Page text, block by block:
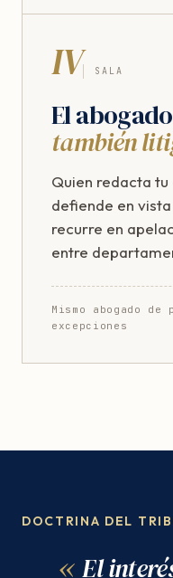
IV SALA
El
también
Quien redacta tu
defiende en
recurre en
entre
Mismo abogado
excepciones
DOCTRINA DEL
El